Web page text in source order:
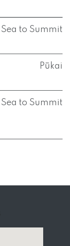
Sea to Summit
Pūkai
Sea to Summit